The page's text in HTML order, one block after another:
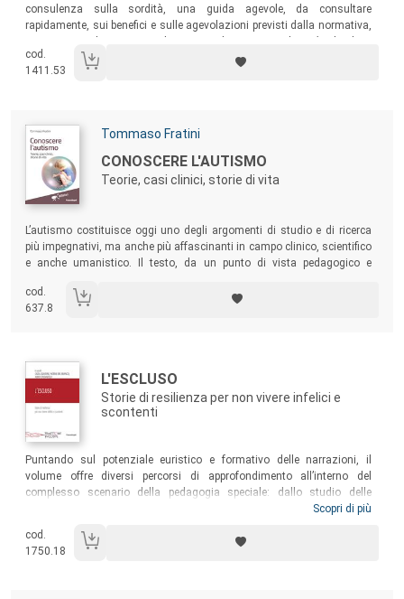
consulenza sulla sordità, una guida agevole, da consultare
rapidamente, sui benefici e sulle agevolazioni previsti dalla normativa,
cosa
chiedere e chiedere quello che si ha diritto di avere.
cod.
1411.53
Autori:
Tommaso Fratini
Titolo:
CONOSCERE L'AUTISMO
Teorie, casi clinici, storie di vita
L’autismo costituisce oggi uno degli argomenti di studio e di ricerca
più impegnativi, ma anche più affascinanti in campo clinico, scientifico
e anche umanistico. Il testo, da un punto di vista pedagogico e
dell’autismo, rivolgendosi al mondo delle famiglie, della scuola e di
tutti gli educatori e operatori interessati ad accostarsi alla conoscenza
cod.
637.8
Autori:
Titolo:
L'ESCLUSO
Storie di resilienza per non vivere infelici e
scontenti
Sommario:
Puntando sul potenziale euristico e formativo delle narrazioni, il
volume offre diversi percorsi di approfondimento all’interno del
complesso scenario della pedagogia speciale: dallo studio delle
famiglie con disabilità, alla valorizzazione dei processi di
alla promozione dei progetti di vita e delle diverse e possibili traiettorie
di senso. Un testo per studenti in formazione – verso la professione di
Scopri di più
cod.
1750.18